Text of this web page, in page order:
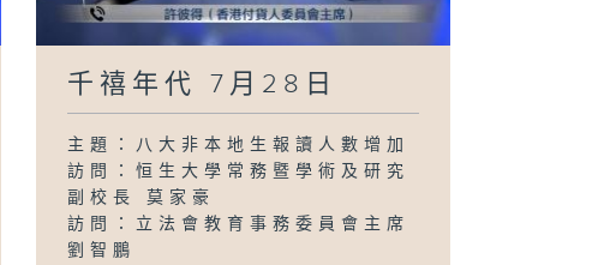
千禧年代 7月28日
主題：八大非本地生報讀人數增加
訪問：恒生大學常務暨學術及研究
副校長 莫家豪
訪問：立法會教育事務委員會主席
劉智鵬